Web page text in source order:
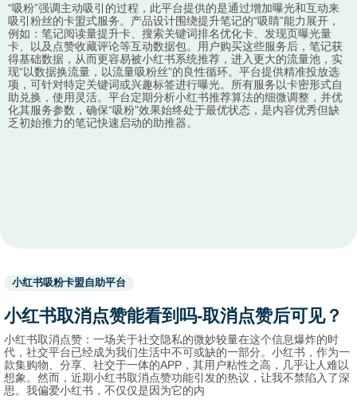
“吸粉”强调主动吸引的过程，此平台提供的是通过增加曝光和互动来
吸引粉丝的卡盟式服务。产品设计围绕提升笔记的“吸睛”能力展开，
例如：笔记阅读量提升卡、搜索关键词排名优化卡、发现页曝光量
卡、以及点赞收藏评论等互动数据包。用户购买这些服务后，笔记获
得基础数据，从而更容易被小红书系统推荐，进入更大的流量池，实
现“以数据换流量，以流量吸粉丝”的良性循环。平台提供精准投放选
项，可针对特定关键词或兴趣标签进行曝光。所有服务以卡密形式自
助兑换，使用灵活。平台定期分析小红书推荐算法的细微调整，并优
化其服务参数，确保“吸粉”效果始终处于最优状态，是内容优秀但缺
乏初始推力的笔记快速启动的助推器。
Used
before
names.
小红书吸粉卡盟自助平台
小红书取消点赞能看到吗-取消点赞后可见？
小红书取消点赞：一场关于社交隐私的微妙较量在这个信息爆炸的时
代，社交平台已经成为我们生活中不可或缺的一部分。小红书，作为一
款集购物、分享、社交于一体的APP，其用户粘性之高，几乎让人难以
想象。然而，近期小红书取消点赞功能引发的热议，让我不禁陷入了深
思。我偏爱小红书，不仅仅是因为它的内